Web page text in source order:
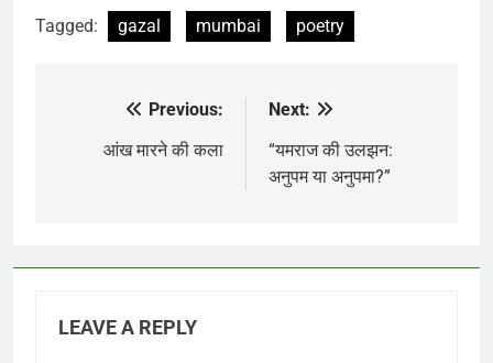
Tagged: gazal mumbai poetry
navigation
Previous:
आंख मारने की कला
Next:
“यमराज की उलझन:
अनुपम या अनुपमा?”
LEAVE A REPLY